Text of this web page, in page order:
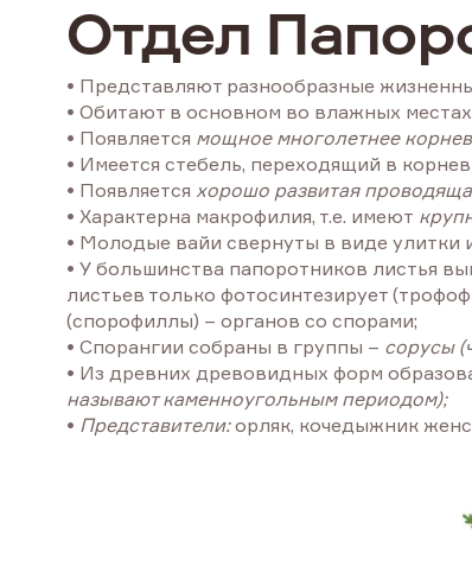
Отдел
• Представляют разнообразные
• Обитают в основном во влажных местах
• Появляется мощное многолетнее
• Имеется стебель, переходящий в
• Появляется хорошо развитая
• Характерна макрофилия, т.е. имеют
• Молодые вайи свернуты в виде улитки
• У большинства папоротников листья
листьев только фотосинтезирует
(спорофиллы) – органов со спорами;
• Спорангии собраны в группы – сорусы
• Из древних древовидных форм
называют каменноугольным периодом);
• Представители:орляк, кочедыжник